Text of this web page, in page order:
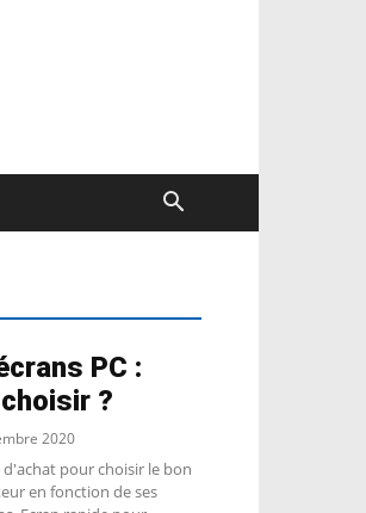
PC :
?
2020
d'achat pour choisir le bon
en fonction de ses